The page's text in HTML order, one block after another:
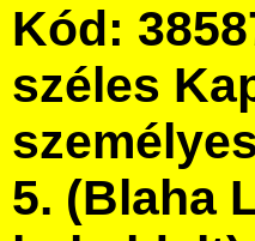
Kód:
széles
5. (Blaha